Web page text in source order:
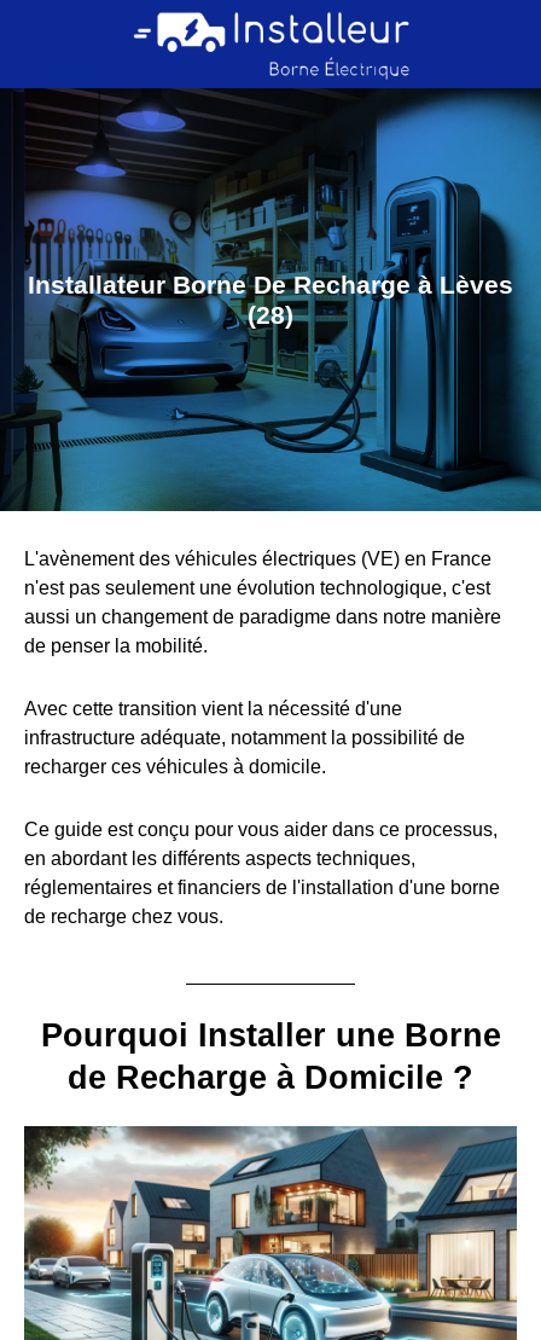
Installateur Borne De Recharge à Lèves
(28)
L'avènement des véhicules électriques (VE) en France
n'est pas seulement une évolution technologique, c'est
aussi un changement de paradigme dans notre manière
de penser la mobilité.
Avec cette transition vient la nécessité d'une
infrastructure adéquate, notamment la possibilité de
recharger ces véhicules à domicile.
Ce guide est conçu pour vous aider dans ce processus,
en abordant les différents aspects techniques,
réglementaires et financiers de l'installation d'une borne
de recharge chez vous.
Pourquoi Installer une Borne
de Recharge à Domicile ?